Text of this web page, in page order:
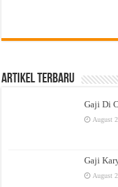
Artikel Terbaru
Gaji Di
August
Gaji
August